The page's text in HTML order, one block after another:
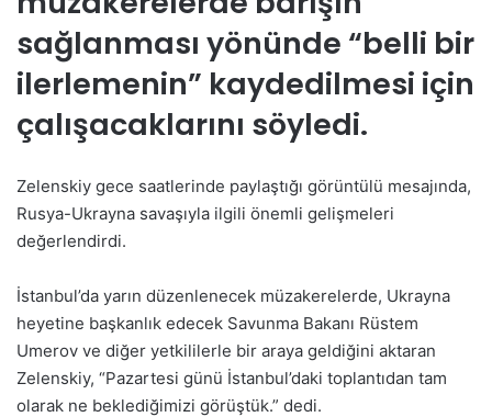
sağlanması yönünde “belli bir
ilerlemenin” kaydedilmesi için
çalışacaklarını söyledi.
Zelenskiy gece saatlerinde paylaştığı görüntülü mesajında,
Rusya-Ukrayna savaşıyla ilgili önemli gelişmeleri
değerlendirdi.
İstanbul’da yarın düzenlenecek müzakerelerde, Ukrayna
heyetine başkanlık edecek Savunma Bakanı Rüstem
Umerov ve diğer yetkililerle bir araya geldiğini aktaran
Zelenskiy, “Pazartesi günü İstanbul’daki toplantıdan tam
olarak ne beklediğimizi görüştük.” dedi.